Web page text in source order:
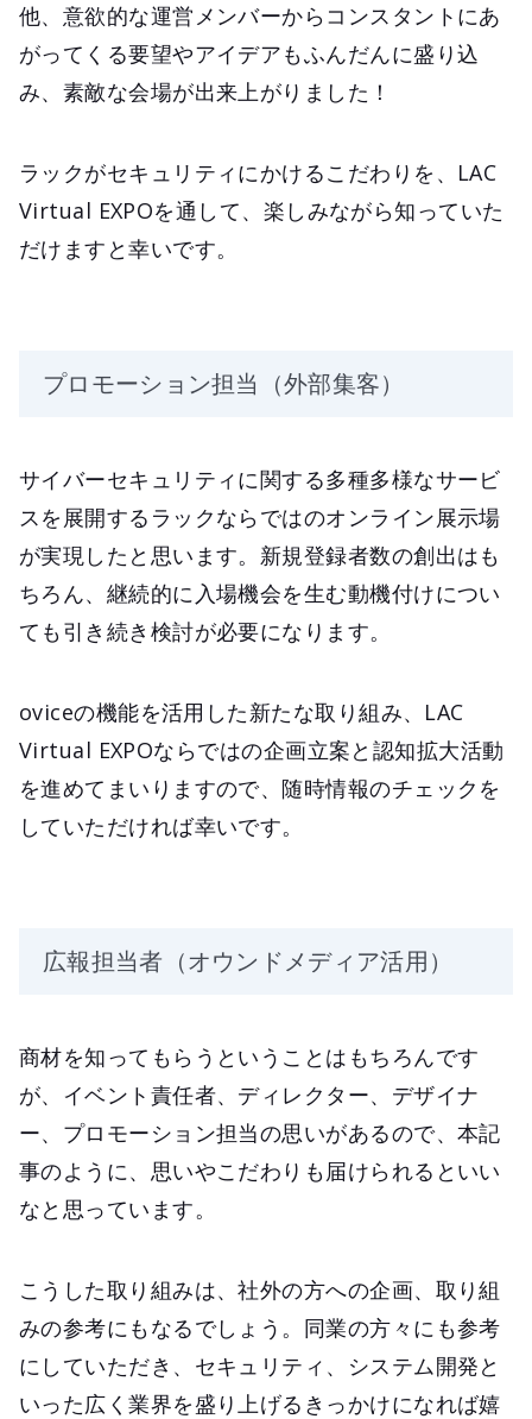
他、意欲的な運営メンバーからコンスタントにあ
がってくる要望やアイデアもふんだんに盛り込
み、素敵な会場が出来上がりました！
ラックがセキュリティにかけるこだわりを、LAC
Virtual EXPOを通して、楽しみながら知っていた
だけますと幸いです。
プロモーション担当（外部集客）
サイバーセキュリティに関する多種多様なサービ
スを展開するラックならではのオンライン展示場
が実現したと思います。新規登録者数の創出はも
ちろん、継続的に入場機会を生む動機付けについ
ても引き続き検討が必要になります。
oviceの機能を活用した新たな取り組み、LAC
Virtual EXPOならではの企画立案と認知拡大活動
を進めてまいりますので、随時情報のチェックを
していただければ幸いです。
広報担当者（オウンドメディア活用）
商材を知ってもらうということはもちろんです
が、イベント責任者、ディレクター、デザイナ
ー、プロモーション担当の思いがあるので、本記
事のように、思いやこだわりも届けられるといい
なと思っています。
こうした取り組みは、社外の方への企画、取り組
みの参考にもなるでしょう。同業の方々にも参考
にしていただき、セキュリティ、システム開発と
いった広く業界を盛り上げるきっかけになれば嬉